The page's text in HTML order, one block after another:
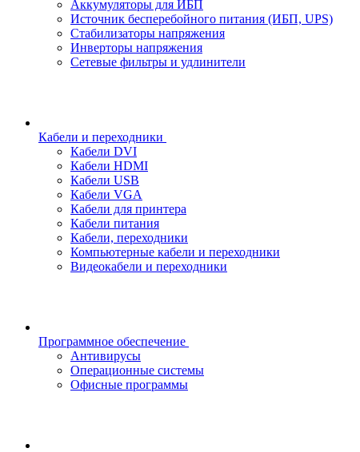
Аккумуляторы для ИБП
Источник бесперебойного питания (ИБП, UPS)
Стабилизаторы напряжения
Инверторы напряжения
Сетевые фильтры и удлинители
Кабели и переходники
Кабели DVI
Кабели HDMI
Кабели USB
Кабели VGA
Кабели для принтера
Кабели питания
Кабели, переходники
Компьютерные кабели и переходники
Видеокабели и переходники
Программное обеспечение
Антивирусы
Операционные системы
Офисные программы